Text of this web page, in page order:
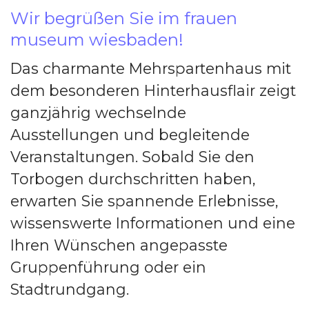
Wir begrüßen Sie im frauen
museum wiesbaden!
Das charmante Mehrspartenhaus mit
dem besonderen Hinterhausflair zeigt
ganzjährig wechselnde
Ausstellungen und begleitende
Veranstaltungen. Sobald Sie den
Torbogen durchschritten haben,
erwarten Sie spannende Erlebnisse,
wissenswerte Informationen und eine
Ihren Wünschen angepasste
Gruppenführung oder ein
Stadtrundgang.